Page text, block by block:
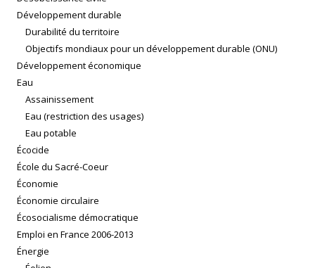
Développement durable
Durabilité du territoire
Objectifs mondiaux pour un développement durable (ONU)
Développement économique
Eau
Assainissement
Eau (restriction des usages)
Eau potable
Écocide
École du Sacré-Coeur
Économie
Économie circulaire
Écosocialisme démocratique
Emploi en France 2006-2013
Énergie